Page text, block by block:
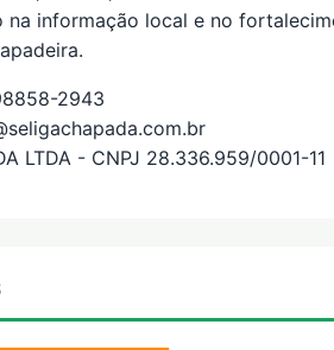
na informação local e no
2943
LTDA - CNPJ 28.336.959/0001-11